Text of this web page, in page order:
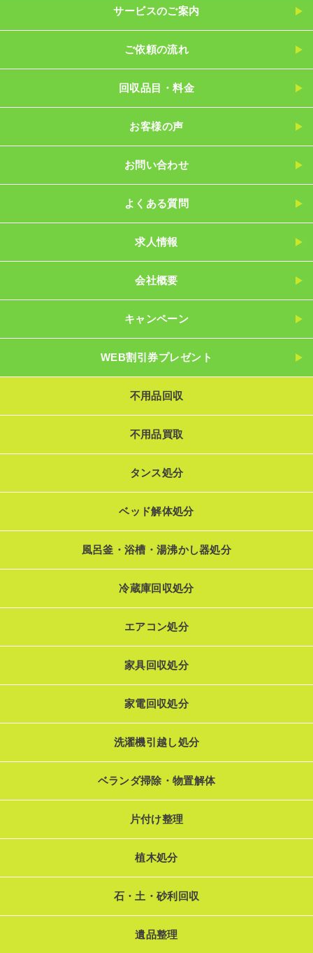
サービスのご案内
ご依頼の流れ
回収品目・料金
お客様の声
お問い合わせ
よくある質問
求人情報
会社概要
キャンペーン
WEB割引券プレゼント
不用品回収
不用品買取
タンス処分
ベッド解体処分
風呂釜・浴槽・湯沸かし器処分
冷蔵庫回収処分
エアコン処分
家具回収処分
家電回収処分
洗濯機引越し処分
ベランダ掃除・物置解体
片付け整理
植木処分
石・土・砂利回収
遺品整理